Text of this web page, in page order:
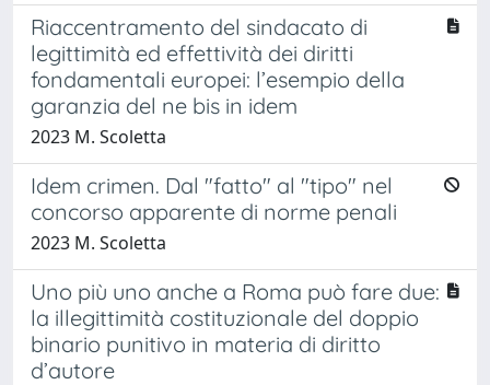
Riaccentramento del sindacato di
legittimità ed effettività dei diritti
fondamentali europei: l’esempio della
garanzia del ne bis in idem
2023 M. Scoletta
Idem crimen. Dal "fatto" al "tipo" nel
concorso apparente di norme penali
2023 M. Scoletta
Uno più uno anche a Roma può fare due:
la illegittimità costituzionale del doppio
binario punitivo in materia di diritto
d’autore